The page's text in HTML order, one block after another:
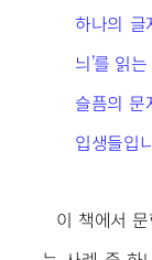
하나의 글
늬’를 읽
슬픔의 문
입생들입
이 책에서